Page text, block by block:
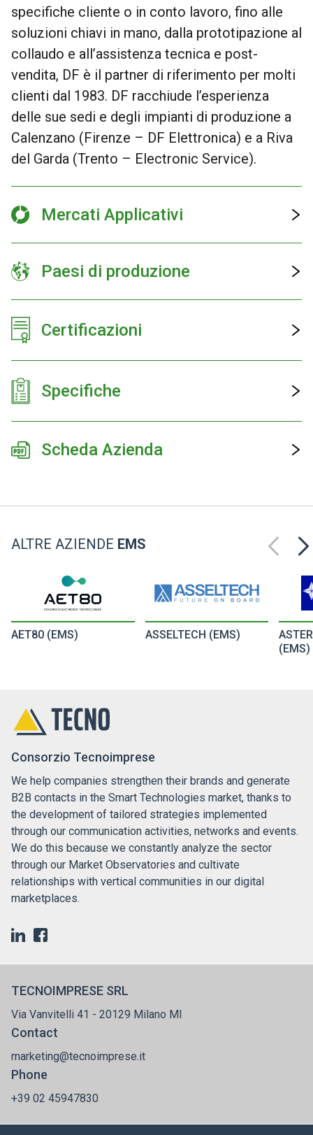
specifiche cliente o in conto lavoro, fino alle
soluzioni chiavi in mano, dalla prototipazione al
collaudo e all’assistenza tecnica e post-
vendita, DF è il partner di riferimento per molti
clienti dal 1983. DF racchiude l’esperienza
delle sue sedi e degli impianti di produzione a
Calenzano (Firenze – DF Elettronica) e a Riva
del Garda (Trento – Electronic Service).
Mercati Applicativi
Paesi di produzione
Certificazioni
Specifiche
Scheda Azienda
ALTRE AZIENDE EMS
AET80 (EMS) ASSELTECH (EMS)
(EMS)
Consorzio Tecnoimprese
We help companies strengthen their brands and generate
B2B contacts in the Smart Technologies market, thanks to
the development of tailored strategies implemented
through our communication activities, networks and events.
We do this because we constantly analyze the sector
through our Market Observatories and cultivate
relationships with vertical communities in our digital
marketplaces.
TECNOIMPRESE SRL
Via Vanvitelli 41 - 20129 Milano MI
Contact
marketing@tecnoimprese.it
Phone
+39 02 45947830